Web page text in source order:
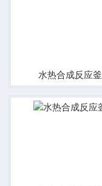
水热合成反应釜